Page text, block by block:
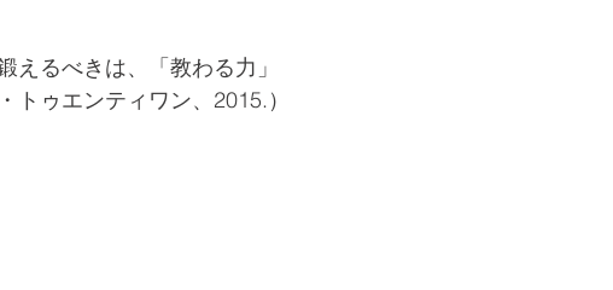
えるべきは、「教わる力」
ゥエンティワン、2015.）